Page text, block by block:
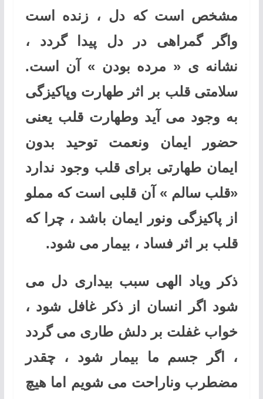
مشخص است که دل ، زنده است
واگر گمراهی در دل پیدا گردد ،
نشانه ی « مرده بودن » آن است.
سلامتی قلب بر اثر طهارت وپاکیزگی
به وجود می آید وطهارت قلب یعنی
حضور ایمان ونعمت توحید بدون
ایمان طهارتی برای قلب وجود ندارد
«قلب سالم » آن قلبی است که مملو
از پاکیزگی ونور ایمان باشد ، چرا که
قلب بر اثر فساد ، بیمار می شود.
ذکر ویاد الهی سبب بیداری دل می
شود اگر انسان از ذکر غافل شود ،
خواب غفلت بر دلش طاری می گردد
، اگر جسم ما بیمار شود ، چقدر
مضطرب وناراحت می شویم اما هیچ